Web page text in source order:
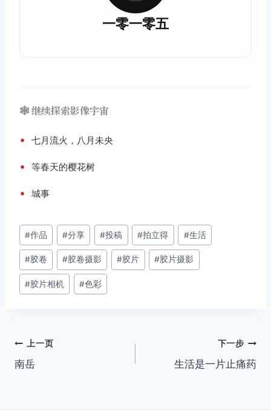
一零一零五
🕸️ 继续探索影像宇宙
• 七月流火，八月未央
• 等春天的樱花树
• 城事
文
章
标
签：
#作品 #分享 #投稿 #拍立得 #生活
#胶卷 #胶卷摄影 #胶片 #胶片摄影
#胶片相机 #色彩
文
章
上一页
南岳
下一步
生活是一片止痛药